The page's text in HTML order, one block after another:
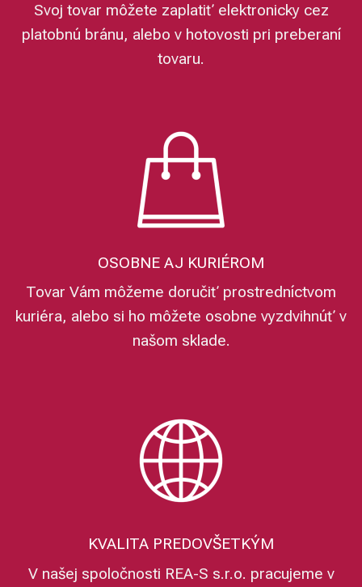
Svoj tovar môžete zaplatiť elektronicky cez
platobnú bránu, alebo v hotovosti pri preberaní
tovaru.
OSOBNE AJ KURIÉROM
Tovar Vám môžeme doručiť prostredníctvom
kuriéra, alebo si ho môžete osobne vyzdvihnúť v
našom sklade.
KVALITA PREDOVŠETKÝM
V našej spoločnosti REA-S s.r.o. pracujeme v